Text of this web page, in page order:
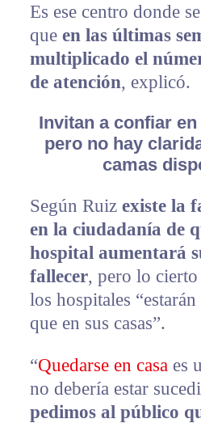
Es ese centro donde
que en las últimas
multiplicado el
de atención, explicó.
Invitan a confiar
pero no hay
camas
Según Ruiz existe la
en la ciudadanía de
hospital aumentará
fallecer, pero lo
los hospitales
que en sus casas”.
“Quedarse en casa es
no debería estar
pedimos al público